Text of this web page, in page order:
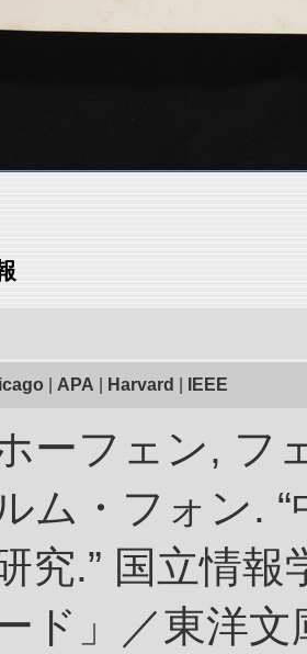
APA Harvard IEEE
ーフェン, フ
ム・フォン.
究.” 国立情
ド」／東洋